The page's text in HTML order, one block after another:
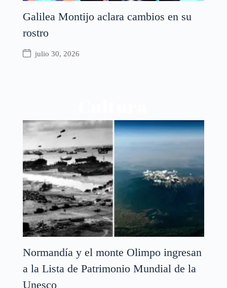
Galilea Montijo aclara cambios en su
rostro
julio 30, 2026
Normandía y el monte Olimpo ingresan
a la Lista de Patrimonio Mundial de la
Unesco